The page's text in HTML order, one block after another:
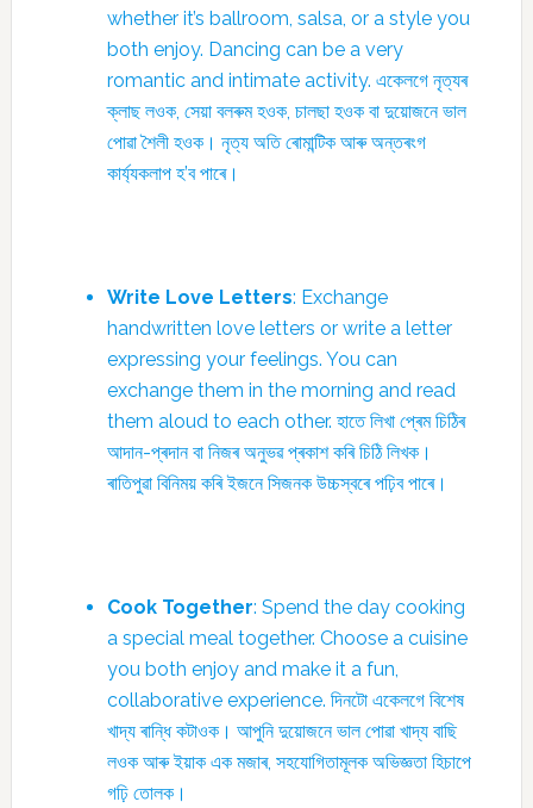
whether it’s ballroom, salsa, or a style you
both enjoy. Dancing can be a very
romantic and intimate activity. একেলগে নৃত্যৰ
ক্লাছ লওক, সেয়া বলৰুম হওক, চালছা হওক বা দুয়োজনে ভাল
পোৱা শৈলী হওক। নৃত্য অতি ৰোমান্টিক আৰু অন্তৰংগ
কাৰ্য্যকলাপ হ’ব পাৰে।
Write Love Letters: Exchange
handwritten love letters or write a letter
expressing your feelings. You can
exchange them in the morning and read
them aloud to each other. হাতে লিখা প্ৰেম চিঠিৰ
আদান-প্ৰদান বা নিজৰ অনুভৱ প্ৰকাশ কৰি চিঠি লিখক।
ৰাতিপুৱা বিনিময় কৰি ইজনে সিজনক উচ্চস্বৰে পঢ়িব পাৰে।
Cook Together: Spend the day cooking
a special meal together. Choose a cuisine
you both enjoy and make it a fun,
collaborative experience. দিনটো একেলগে বিশেষ
খাদ্য ৰান্ধি কটাওক। আপুনি দুয়োজনে ভাল পোৱা খাদ্য বাছি
লওক আৰু ইয়াক এক মজাৰ, সহযোগিতামূলক অভিজ্ঞতা হিচাপে
গঢ়ি তোলক।